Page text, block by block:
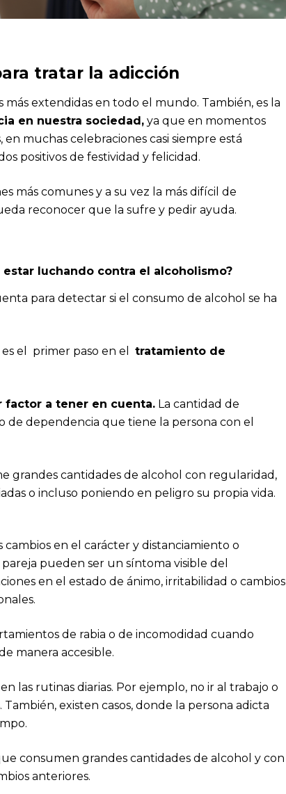
tratar la adicción
más extendidas en todo el mundo. También, es la
en nuestra sociedad, ya que en momentos
en muchas celebraciones casi siempre está
positivos de festividad y felicidad.
más comunes y a su vez la más difícil de
reconocer que la sufre y pedir ayuda.
luchando contra el alcoholismo?
para detectar si el consumo de alcohol se ha
el primer paso en el tratamiento de
factor a tener en cuenta. La cantidad de
de dependencia que tiene la persona con el
grandes cantidades de alcohol con regularidad,
o incluso poniendo en peligro su propia vida.
cambios en el carácter y distanciamiento o
pueden ser un síntoma visible del
en el estado de ánimo, irritabilidad o cambios
de rabia o de incomodidad cuando
manera accesible.
las rutinas diarias. Por ejemplo, no ir al trabajo o
existen casos, donde la persona adicta
consumen grandes cantidades de alcohol y con
anteriores.